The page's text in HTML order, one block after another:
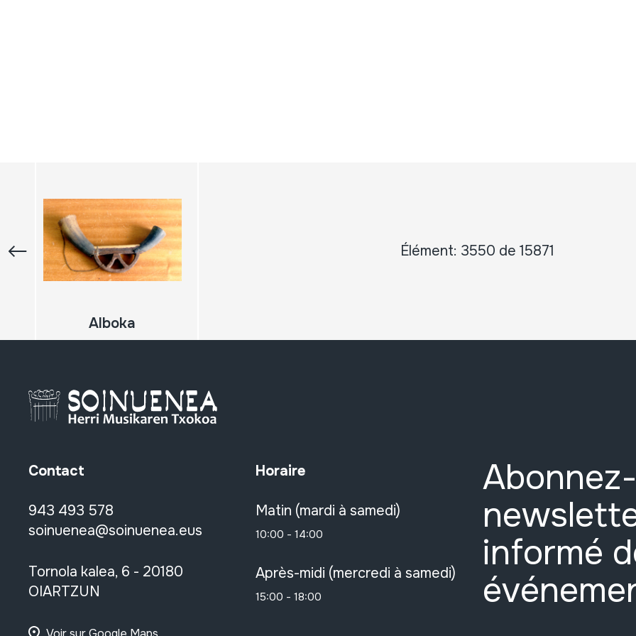
Élément: 3550 de 15871
Alboka
Contact
943 493 578
soinuenea@soinuenea.eus
Tornola kalea, 6 - 20180
OIARTZUN
Horaire
Matin (mardi à samedi)
10:00 - 14:00
Après-midi (mercredi à samedi)
15:00 - 18:00
informé